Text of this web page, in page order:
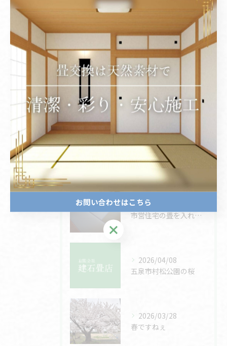
全てのカテゴリー
交換
天然素材
カラー
新潟市の畳
加茂市の畳
最近の投稿
Recent
Posts
2026/07/04
市営住宅の畳を入れ替えました
2026/04/08
五泉市村松公園の桜
2026/03/28
春ですねぇ
お問い合わせはこちら
お問い合わせはこちら